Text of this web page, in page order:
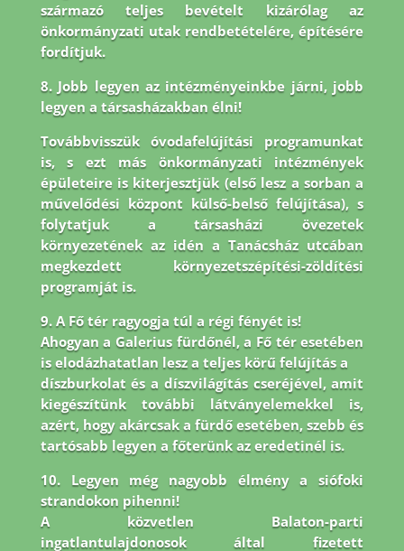
származó teljes bevételt kizárólag az
önkormányzati utak rendbetételére, építésére
fordítjuk.
8. Jobb legyen az intézményeinkbe járni, jobb
legyen a társasházakban élni!
Továbbvisszük óvodafelújítási programunkat
is, s ezt más önkormányzati intézmények
épületeire is kiterjesztjük (első lesz a sorban a
művelődési központ külső-belső felújítása), s
folytatjuk a társasháziövezetek
környezetének az idén a Tanácsház utcában
megkezdett környezetszépítési-zöldítési
programját is.
9. A Fő tér ragyogja túl a régi fényét is!
Ahogyan a Galerius fürdőnél, a Fő tér esetében
is elodázhatatlan lesz a teljes körű felújítás a
díszburkolat és a díszvilágítás cseréjével, amit
kiegészítünk további látványelemekkel is,
azért, hogy akárcsak a fürdő esetében, szebb és
tartósabb legyen a főterünk az eredetinél is.
10. Legyen még nagyobb élmény a siófoki
strandokon pihenni!
A közvetlen Balaton-parti
ingatlantulajdonosok által fizetett